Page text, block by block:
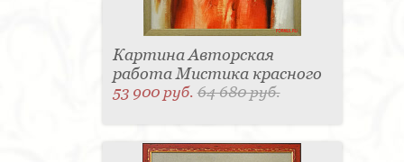
Картина Авторская
работа Мистика красного
53 900 руб.64 680 руб.